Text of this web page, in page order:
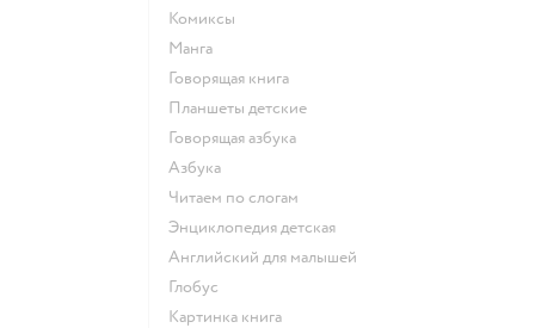
комиксы
манга
говорящая книга
Планшеты детские
говорящая азбука
азбука
читаем по слогам
энциклопедия детская
английский для малышей
глобус
картинка книга